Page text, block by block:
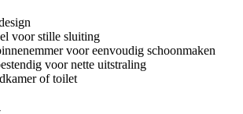
voor stille sluiting
voor eenvoudig schoonmaken
voor nette uitstraling
of toilet